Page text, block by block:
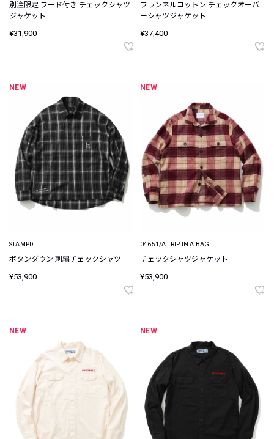
別注限定 フード付き チェックシャツ
ジャケット
¥31,900
フランネルコットン チェックオーバ
ーシャツジャケット
¥37,400
NEW
STAMPD
ボタンダウン 刺繍チェックシャツ
¥53,900
NEW
04651/A TRIP IN A BAG
チェックシャツジャケット
¥53,900
NEW NEW